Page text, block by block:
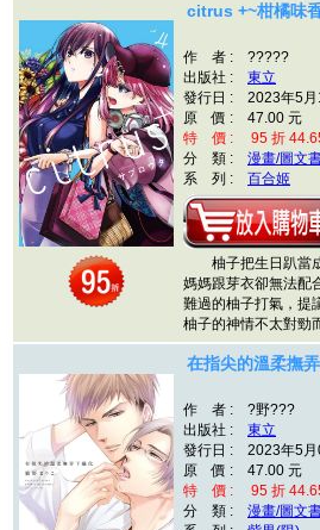
citrus +~柑橘味
作 者 : ?????
出版社 : 東立
發行日 : 2023年5月
原 價 : 47.00 元
特 價 : 95 折
分 類 : 漫畫/圖文
系 列 : 百合姬
柚子把生日趴當成
媽媽跟芽衣卻無法配
難過的柚子打氣，提
柚子的神情不太對
在指尖的溫柔撫
作 者 : ?野???
出版社 : 東立
發行日 : 2023年5月
原 價 : 47.00 元
特 價 : 95 折
分 類 : 漫畫/圖文